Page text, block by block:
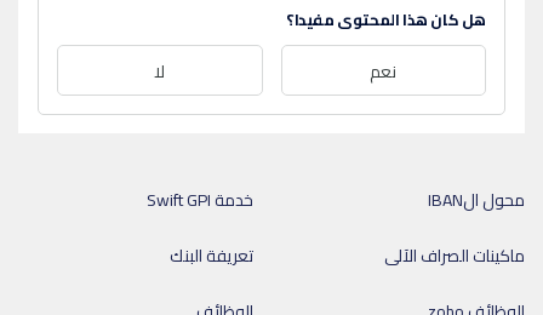
هل كان هذا المحتوى مفيدا؟
نعم لا
خدمة Swift GPI
محول الIBAN
تعريفة البنك
ماكينات الصراف الآلى